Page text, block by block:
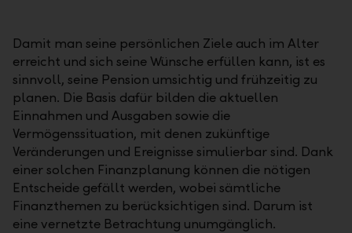
Damit man seine persönlichen Ziele auch im Alter
erreicht und sich seine Wünsche erfüllen kann, ist es
sinnvoll, seine Pension umsichtig und frühzeitig zu
planen. Die Basis dafür bilden die aktuellen
Einnahmen und Ausgaben sowie die
Vermögenssituation, mit denen zukünftige
Veränderungen und Ereignisse simulierbar sind. Dank
einer solchen Finanzplanung können die nötigen
Entscheide gefällt werden, wobei sämtliche
Finanzthemen zu berücksichtigen sind. Darum ist
eine vernetzte Betrachtung unumgänglich.